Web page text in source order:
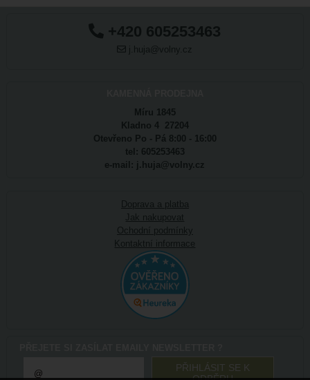
+420 605253463
j.huja@volny.cz
Míru 1845
Kladno 4 27204
Otevřeno Po - Pá 8:00 - 16:00
tel: 605253463
e-mail: j.huja@volny.cz
Doprava a platba
Jak nakupovat
Ochodní podmínky
Kontaktní informace